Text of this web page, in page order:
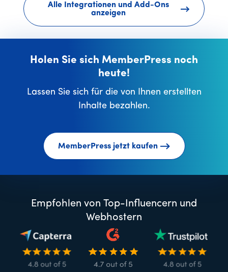
Alle Integrationen und Add-Ons
anzeigen
Holen Sie sich MemberPress noch
heute!
Lassen Sie sich für die von Ihnen erstellten
Inhalte bezahlen.
MemberPress jetzt kaufen
Empfohlen von Top-Influencern und
Webhostern